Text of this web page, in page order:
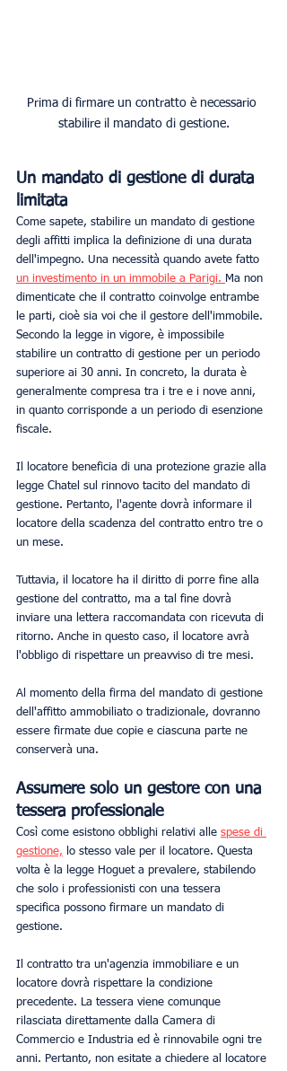
Prima di firmare un contratto è necessario
stabilire il mandato di gestione.
Un mandato di gestione di durata
limitata
Come sapete, stabilire un mandato di gestione
degli affitti implica la definizione di una durata
dell'impegno. Una necessità quando avete fatto
un investimento in un immobile a Parigi. Ma non
dimenticate che il contratto coinvolge entrambe
le parti, cioè sia voi che il gestore dell'immobile.
Secondo la legge in vigore, è impossibile
stabilire un contratto di gestione per un periodo
superiore ai 30 anni. In concreto, la durata è
generalmente compresa tra i tre e i nove anni,
in quanto corrisponde a un periodo di esenzione
fiscale.
Il locatore beneficia di una protezione grazie alla
legge Chatel sul rinnovo tacito del mandato di
gestione. Pertanto, l'agente dovrà informare il
locatore della scadenza del contratto entro tre o
un mese.
Tuttavia, il locatore ha il diritto di porre fine alla
gestione del contratto, ma a tal fine dovrà
inviare una lettera raccomandata con ricevuta di
ritorno. Anche in questo caso, il locatore avrà
l'obbligo di rispettare un preavviso di tre mesi.
Al momento della firma del mandato di gestione
dell'affitto ammobiliato o tradizionale, dovranno
essere firmate due copie e ciascuna parte ne
conserverà una.
Assumere solo un gestore con una
tessera professionale
Così come esistono obblighi relativi alle spese di
gestione, lo stesso vale per il locatore. Questa
volta è la legge Hoguet a prevalere, stabilendo
che solo i professionisti con una tessera
specifica possono firmare un mandato di
gestione.
Il contratto tra un'agenzia immobiliare e un
locatore dovrà rispettare la condizione
precedente. La tessera viene comunque
rilasciata direttamente dalla Camera di
Commercio e Industria ed è rinnovabile ogni tre
anni. Pertanto, non esitate a chiedere al locatore